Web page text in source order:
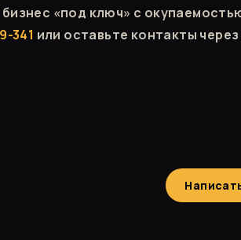
«под ключ» с
341 или оставьте контакты